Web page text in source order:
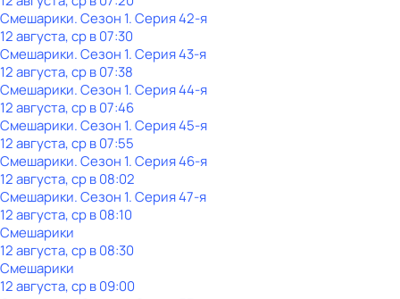
Смешарики. Сезон 1. Серия 42-я
12 августа, ср в 07:30
Смешарики. Сезон 1. Серия 43-я
12 августа, ср в 07:38
Смешарики. Сезон 1. Серия 44-я
12 августа, ср в 07:46
Смешарики. Сезон 1. Серия 45-я
12 августа, ср в 07:55
Смешарики. Сезон 1. Серия 46-я
12 августа, ср в 08:02
Смешарики. Сезон 1. Серия 47-я
12 августа, ср в 08:10
Смешарики
12 августа, ср в 08:30
Смешарики
12 августа, ср в 09:00